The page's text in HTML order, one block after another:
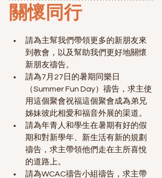
關懷同行
請為主幫我們帶領更多的新朋友來
到教會，以及幫助我們更好地關懷
新朋友禱告。
請為7月27日的暑期同樂日
（Summer Fun Day）禱告，求主使
用這個聚會祝福這個聚會成為弟兄
姊妹彼此相愛和福音外展的渠道。
請為年青人和學生在暑期有好的假
期和對新學年、新生活有新的規劃
禱告，求主帶領他們走在主所喜悅
的道路上。
請為WCAC禱告小組禱告，求主帶